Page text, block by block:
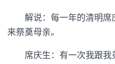
解说：每一年的清明席
来祭奠母亲。
席庆生：有一次我跟我